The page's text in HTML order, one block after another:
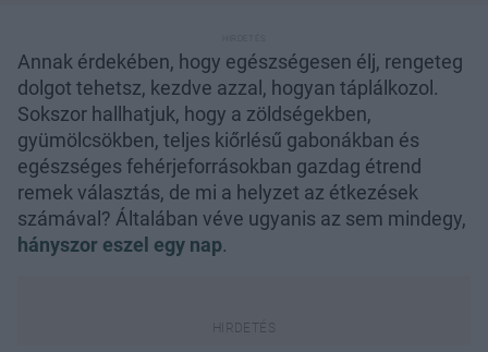
Annak érdekében, hogy egészségesen élj, rengeteg
dolgot tehetsz, kezdve azzal, hogyan táplálkozol.
Sokszor hallhatjuk, hogy a zöldségekben,
gyümölcsökben, teljes kiőrlésű gabonákban és
egészséges fehérjeforrásokban gazdag étrend
remek választás, de mi a helyzet az étkezések
számával? Általában véve ugyanis az sem mindegy,
hányszor eszel egy nap.